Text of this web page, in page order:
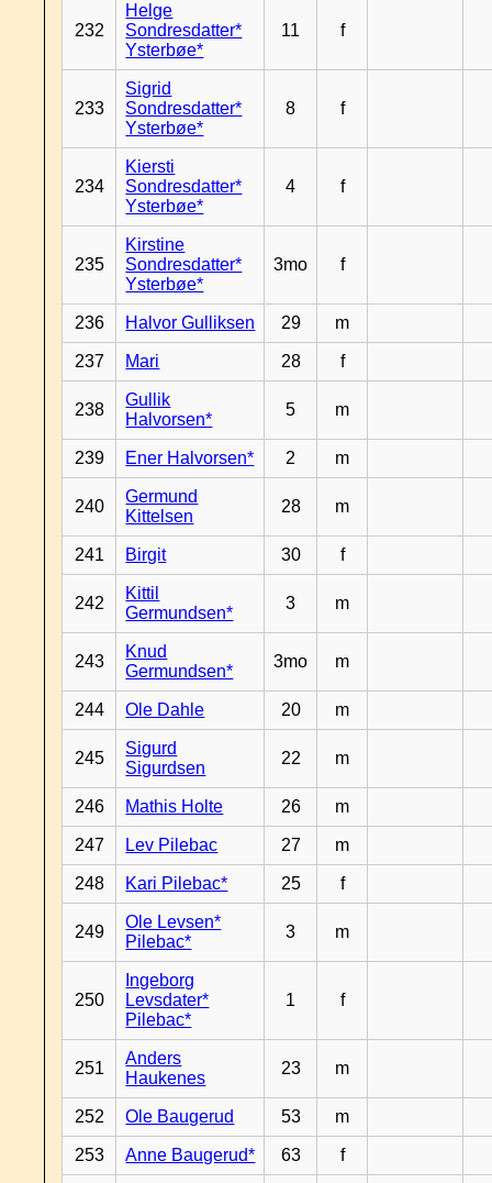
232
Helge
Sondresdatter*
Ysterbøe*
11 f
233
Sigrid
Sondresdatter*
Ysterbøe*
8 f
234
Kiersti
Sondresdatter*
Ysterbøe*
4 f
235
Kirstine
Sondresdatter*
Ysterbøe*
3mo f
236 Halvor Gulliksen 29 m
237 Mari 28 f
238
Gullik
Halvorsen*
5 m
239 Ener Halvorsen* 2 m
240
Germund
Kittelsen
28 m
241 Birgit 30 f
242
Kittil
Germundsen*
3 m
243
Knud
Germundsen*
3mo m
244 Ole Dahle 20 m
245
Sigurd
Sigurdsen
22 m
246 Mathis Holte 26 m
247 Lev Pilebac 27 m
248 Kari Pilebac* 25 f
249
Ole Levsen*
Pilebac*
3 m
250
Ingeborg
Levsdater*
Pilebac*
1 f
251
Anders
Haukenes
23 m
252 Ole Baugerud 53 m
253 Anne Baugerud* 63 f